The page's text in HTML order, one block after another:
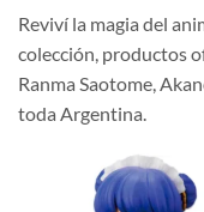
Reviví la magia del
colección, productos
Ranma Saotome,
toda Argentina.